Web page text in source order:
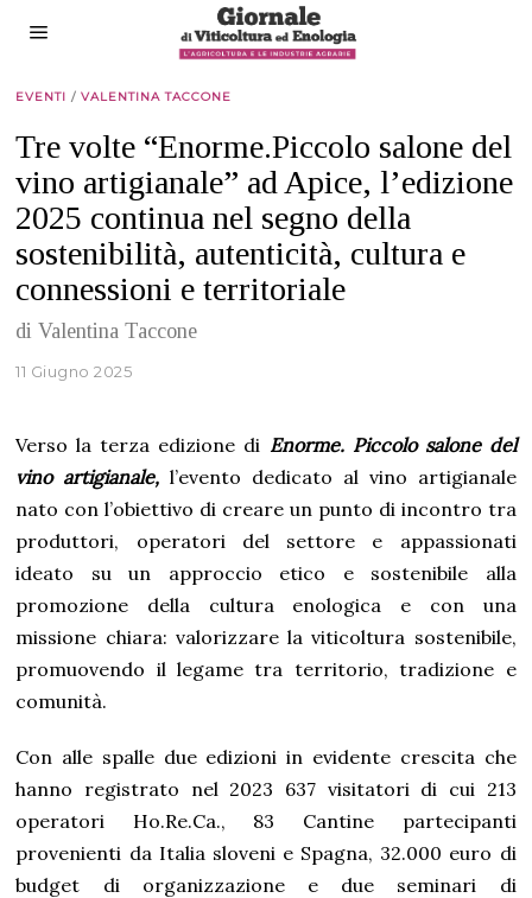
EVENTI / VALENTINA TACCONE
Tre volte “Enorme.Piccolo salone del
vino artigianale” ad Apice, l’edizione
2025 continua nel segno della
sostenibilità, autenticità, cultura e
connessioni e territoriale
di Valentina Taccone
11 Giugno 2025
Verso la terza edizione di Enorme. Piccolo salone del
vino artigianale,l’evento dedicato al vino artigianale
nato con l’obiettivo di creare un punto di incontro tra
produttori, operatori del settore e appassionati
ideato su un approccio etico e sostenibile alla
promozione della cultura enologica e con una
missione chiara: valorizzare la viticoltura sostenibile,
promuovendo il legame tra territorio, tradizione e
comunità.
Con alle spalle due edizioni in evidente crescita che
hanno registrato nel 2023 637 visitatori di cui 213
operatori Ho.Re.Ca., 83 Cantine partecipanti
provenienti da Italia sloveni e Spagna, 32.000 euro di
budget di organizzazione e due seminari di